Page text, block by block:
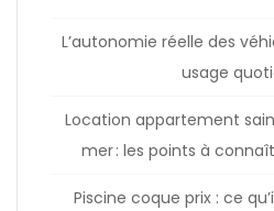
L’autonomie réelle des
usage
Location appartement
mer : les points à
Piscine coque prix : ce